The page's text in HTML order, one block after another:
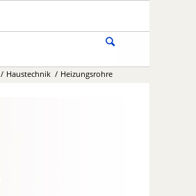
/ Haustechnik / Heizungsrohre